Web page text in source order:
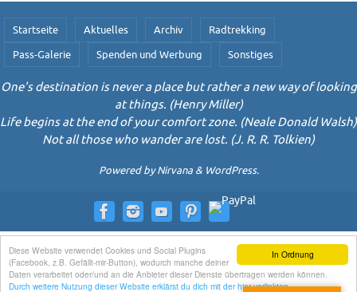
In Ordnung
Diese Website verwendet Cookies und Social Plugins
(Facebook, z.B. Gefällt-mir-Button), wodurch manche deiner
Daten verarbeitet oder/und an die Anbieter dieser Dienste übertragen werden können.
Durch weitere Nutzung dieser Website erklärst du dich mit der hier verlinkten
Startseite Aktuelles Archiv
Radtrekking
Pass-Galerie
Spenden und Werbung Sonstiges
One's destination is never a place but rather a new way of looking
at things. (Henry Miller)
Life begins at the end of your comfort zone. (Neale Donald Walsh)
Not all those who wander are lost. (J. R. R. Tolkien)
Powered byNirvana& WordPress.